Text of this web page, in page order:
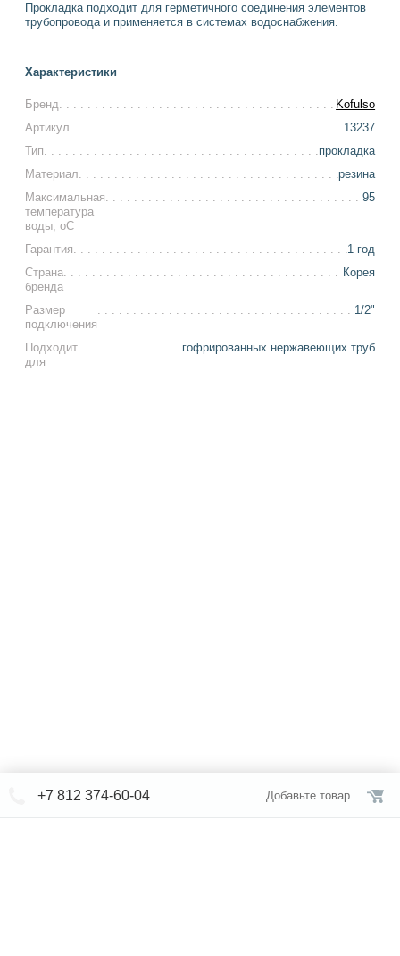
Прокладка подходит для герметичного соединения элементов
трубопровода и применяется в системах водоснабжения.
Характеристики
Бренд
Kofulso
Артикул
13237
Тип
прокладка
Материал
резина
Максимальная
температура
воды, оС
95
Гарантия
1 год
Страна
бренда
Корея
Размер
подключения
1/2"
Подходит
для
гофрированных нержавеющих труб
+7 812 374-60-04 Добавьте товар